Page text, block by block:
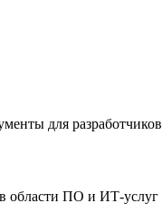
для разработчиков
области ПО и ИТ-услуг